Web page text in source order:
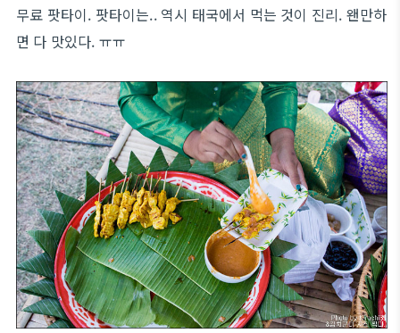
무료 팟타이. 팟타이는.. 역시 태국에서 먹는 것이 진리. 왠만하
면 다 맛있다. ㅠㅠ